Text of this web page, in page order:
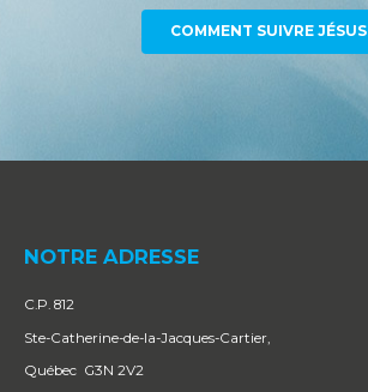
COMMENT SUIVRE JÉSUS
NOTRE ADRESSE
C.P. 812
Ste-Catherine-de-la-Jacques-Cartier,
Québec G3N 2V2